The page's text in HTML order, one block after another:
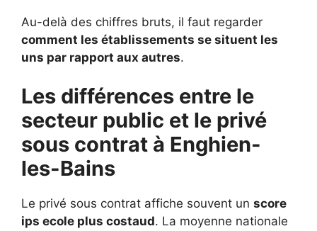
Au-delà des chiffres bruts, il faut regarder
comment les établissements se situent les
uns par rapport aux autres.
Les différences entre le
secteur public et le privé
sous contrat à Enghien-
les-Bains
Le privé sous contrat affiche souvent un score
ips ecole plus costaud. La moyenne nationale